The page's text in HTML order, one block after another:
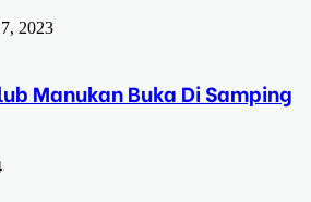
2023
Manukan Buka Di Samping